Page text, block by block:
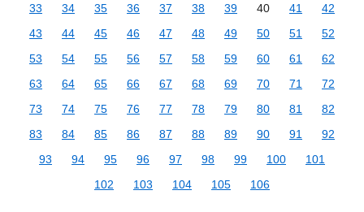
33
34 35 36 37 38 39 40 41
42
43
44 45 46 47 48 49 50 51
52
53
54 55 56 57 58 59 60 61
62
63
64 65 66 67 68 69 70 71
72
73
74 75 76 77 78 79 80 81
82
83
84 85 86 87 88 89 90 91
92
93
94 95 96 97 98 99 100
101
102
103 104 105 106